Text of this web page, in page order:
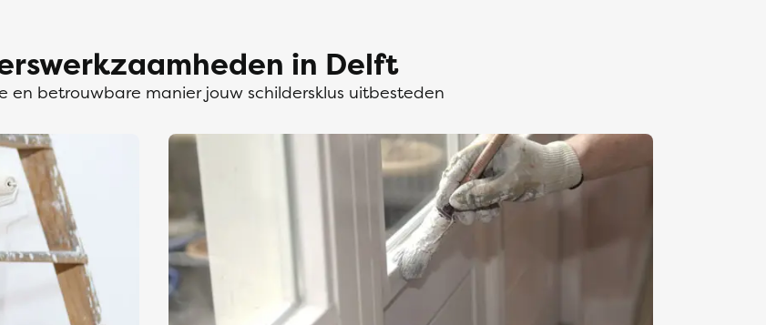
in Delft
en betrouwbare manier jouw schildersklus uitbesteden